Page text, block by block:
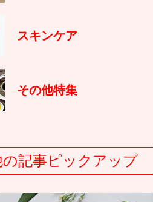
スキンケア
その他特集
の記事ピックアップ